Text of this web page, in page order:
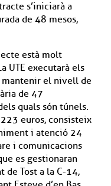
s’iniciarà a
de 48 mesos,
està molt
UTE executarà els
mantenir el nivell de
de 47
quals són túnels.
euros, consisteix
i atenció 24
i comunicacions
es gestionaran
de Tost a la C-14,